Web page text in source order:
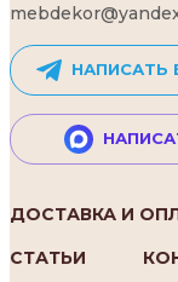
НАПИСАТЬ
ДОСТАВКА И
СТАТЬИ